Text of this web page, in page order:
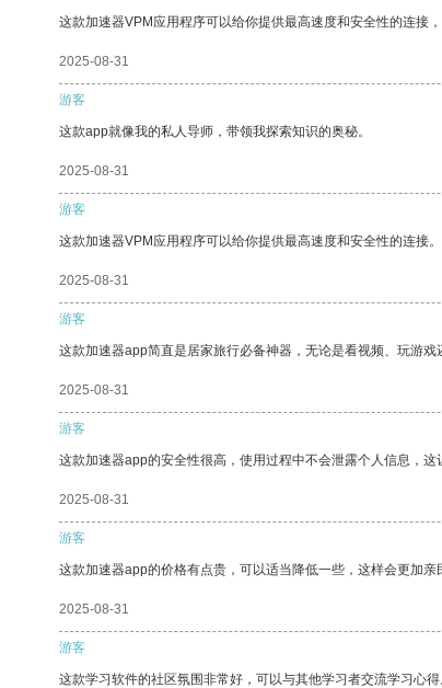
这款加速器VPM应用程序可以给你提供最高速度和安全性的连接
2025-08-31
游客
这款app就像我的私人导师，带领我探索知识的奥秘。
2025-08-31
游客
这款加速器VPM应用程序可以给你提供最高速度和安全性的连接。
2025-08-31
游客
这款加速器app简直是居家旅行必备神器，无论是看视频、玩游
2025-08-31
游客
这款加速器app的安全性很高，使用过程中不会泄露个人信息，
2025-08-31
游客
这款加速器app的价格有点贵，可以适当降低一些，这样会更加亲
2025-08-31
游客
这款学习软件的社区氛围非常好，可以与其他学习者交流学习心得